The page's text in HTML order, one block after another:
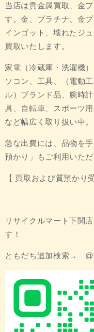
当店は貴金属買取、金
す。金、プラチナ、金
インゴット、壊れたジ
買取いたします。
家電（冷蔵庫・洗濯機
ソコン、工具、（電動
ル）ブランド品、腕時
具、自転車、スポーツ
など幅広く取り扱い中。
急な出費には、品物を
預かり」もご利用いただ
【 買取および質預かり
リサイクルマート下関
す！
ともだち追加検索→